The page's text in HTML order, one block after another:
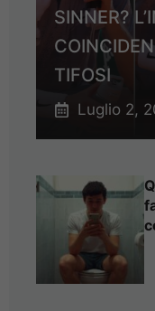
SINNER?
TIFOSI
Luglio 2,